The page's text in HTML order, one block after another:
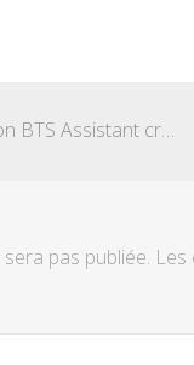
Lettre de motivation BTS Assistant création industrielle
pas publiée. Les